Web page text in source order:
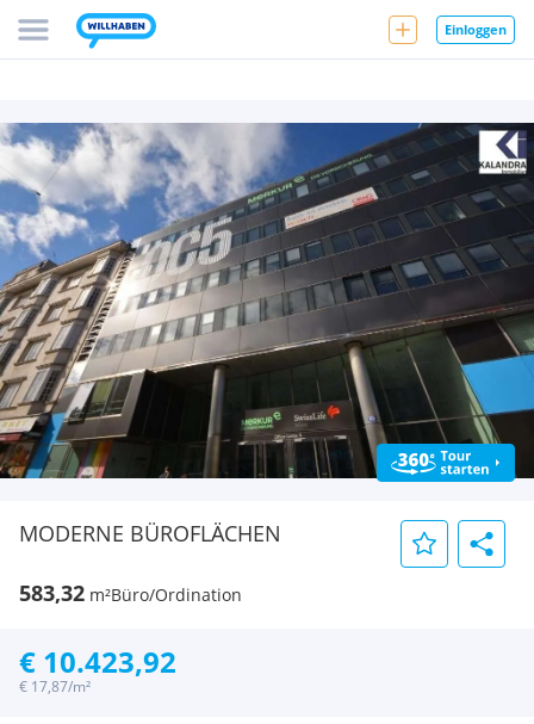
Einloggen
MODERNE BÜROFLÄCHEN
583,32 m²Büro/Ordination
€ 10.423,92
€ 17,87/m²